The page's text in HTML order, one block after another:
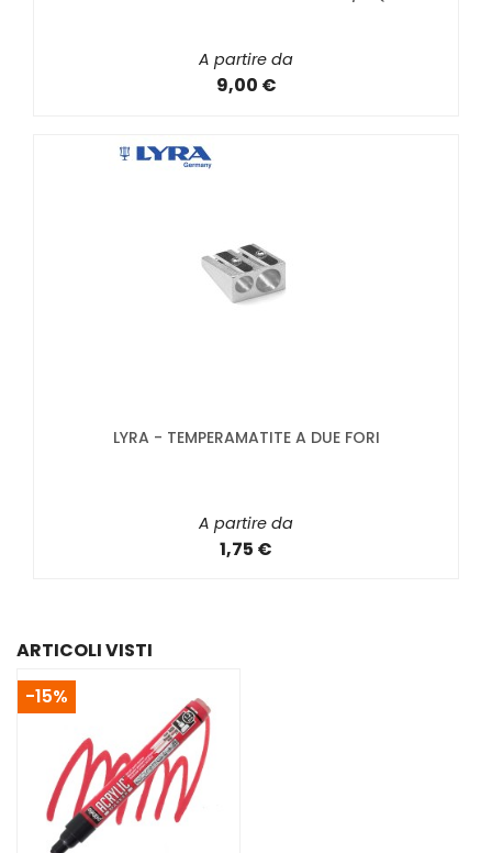
A partire da
9,00 €
LYRA - TEMPERAMATITE A DUE FORI
A partire da
1,75 €
ARTICOLI VISTI
-15%